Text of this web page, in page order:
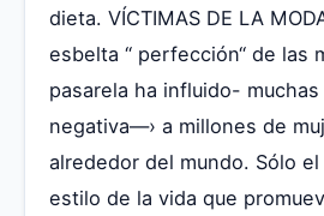
dieta. VÍCTIMAS DE LA
esbelta “ perfección“ de las
pasarela ha influido-
negativa—› a millones de
alrededor del mundo. Sólo
estilo de la vida que